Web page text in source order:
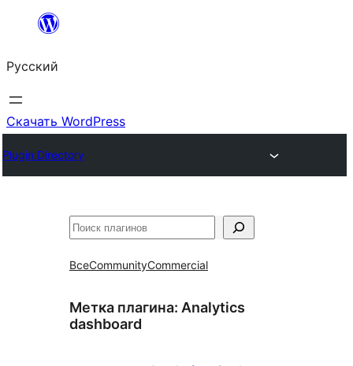
Перейти
содержимому
Русский
Скачать WordPress
Plugin Directory
Поиск
ВсеCommunityCommercial
Метка плагина: Analytics
dashboard